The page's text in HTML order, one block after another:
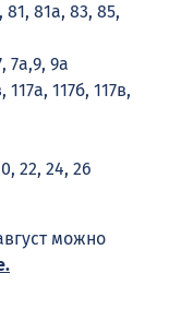
81, 81а, 83, 85,
7а,9, 9а
117б, 117в,
22, 24, 26
можно
.